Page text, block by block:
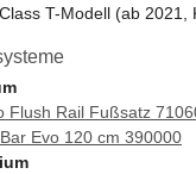
T-Modell (ab
Flush Rail Fußsatz
Evo 120 cm 390000